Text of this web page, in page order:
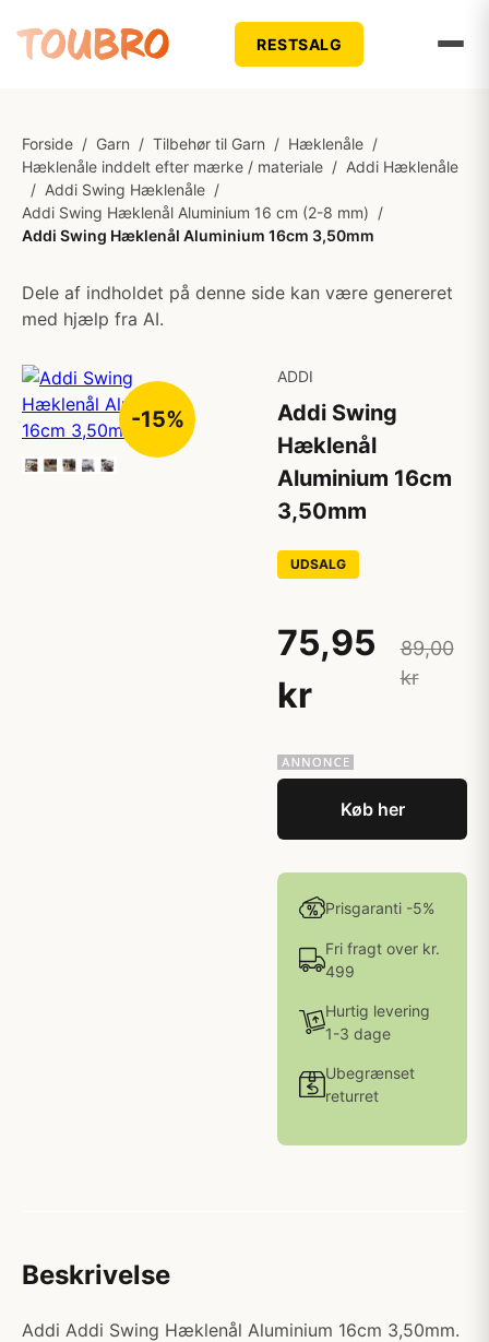
RESTSALG
Forside / Garn / Tilbehør til Garn / Hæklenåle /
Hæklenåle inddelt efter mærke / materiale / Addi Hæklenåle
/ Addi Swing Hæklenåle /
Addi Swing Hæklenål Aluminium 16 cm (2-8 mm) /
Addi Swing Hæklenål Aluminium 16cm 3,50mm
Dele af indholdet på denne side kan være genereret
med hjælp fra AI.
-15%
ADDI
Addi Swing
Hæklenål
Aluminium 16cm
3,50mm
UDSALG
75,95
kr
89,00
kr
Køb her
Prisgaranti -5%
Fri fragt over kr.
499
Hurtig levering
1-3 dage
Ubegrænset
returret
Beskrivelse
Addi Addi Swing Hæklenål Aluminium 16cm 3,50mm.